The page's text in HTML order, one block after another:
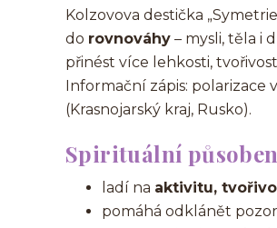
Kolzovova destička
do rovnováhy – mysli, těla i
přinést více lehkosti,
Informační zápis: polarizace
(Krasnojarský kraj, Rusko).
Spirituální
ladí na aktivitu,
pomáhá odklánět